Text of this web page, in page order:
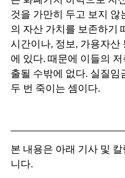
것을 가만히 두고 보지 않
의 자산 가치를 보존하기
시간이나, 정보, 가용자산
에 있다. 때문에 이들의
출될 수밖에 없다. 실질임
두 번 죽이는 셈이다.
본 내용은 아래 기사 및
니다.